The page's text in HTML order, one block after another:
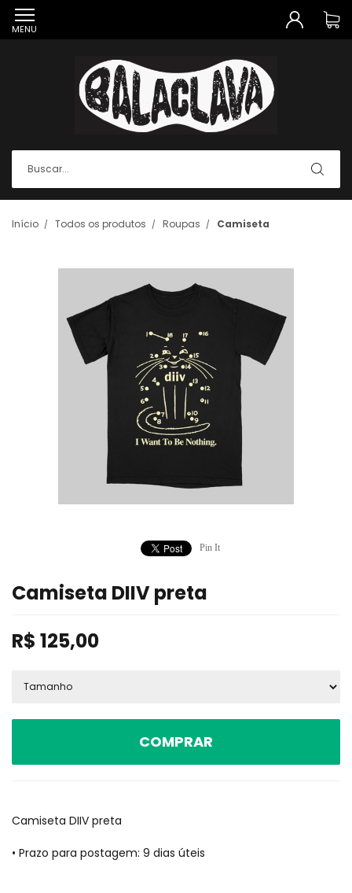
MENU
Início Todos os produtos Roupas Camiseta
Pin It
Camiseta DIIV preta
R$ 125,00
COMPRAR
Camiseta DIIV preta
• Prazo para postagem: 9 dias úteis